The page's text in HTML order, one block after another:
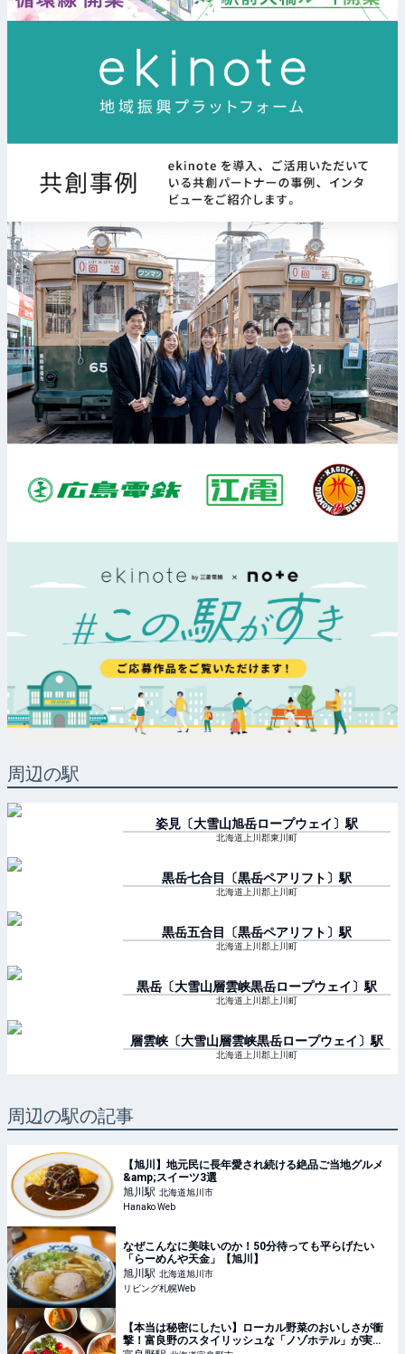
周辺の駅
姿見〔大雪山旭岳ロープウェイ〕 駅
北海道上川郡東川町
黒岳七合目〔黒岳ペアリフト〕 駅
北海道上川郡上川町
黒岳五合目〔黒岳ペアリフト〕 駅
北海道上川郡上川町
黒岳〔大雪山層雲峡黒岳ロープウェイ〕 駅
北海道上川郡上川町
層雲峡〔大雪山層雲峡黒岳ロープウェイ〕 駅
北海道上川郡上川町
周辺の駅の記事
【旭川】地元民に長年愛され続ける絶品ご当地グルメ
&amp;スイーツ3選
旭川駅 北海道旭川市
Hanako Web
なぜこんなに美味いのか！50分待っても平らげたい
「らーめんや天金」【旭川】
旭川駅 北海道旭川市
リビング札幌Web
【本当は秘密にしたい】ローカル野菜のおいしさが衝
撃！富良野のスタイリッシュな「ノゾホテル」が実は